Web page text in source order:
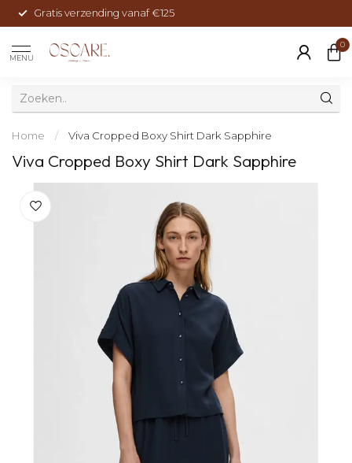
Gratis verzending vanaf €125
MENU
0
Home / Viva Cropped Boxy Shirt Dark Sapphire
Viva Cropped Boxy Shirt Dark Sapphire